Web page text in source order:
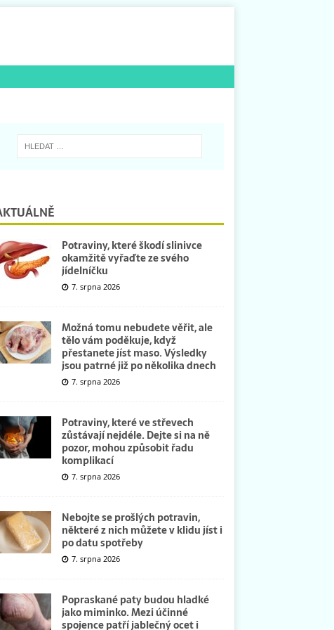
Potraviny, které škodí slinivce
okamžitě vyřaďte ze svého
jídelníčku
7. srpna 2026
Možná tomu nebudete věřit, ale
tělo vám poděkuje, když
přestanete jíst maso. Výsledky
jsou patrné již po několika dnech
7. srpna 2026
Potraviny, které ve střevech
zůstávají nejdéle. Dejte si na ně
pozor, mohou způsobit řadu
komplikací
7. srpna 2026
Nebojte se prošlých potravin,
některé z nich můžete v klidu jíst i
po datu spotřeby
7. srpna 2026
Popraskané paty budou hladké
jako miminko. Mezi účinné
spojence patří jablečný ocet i